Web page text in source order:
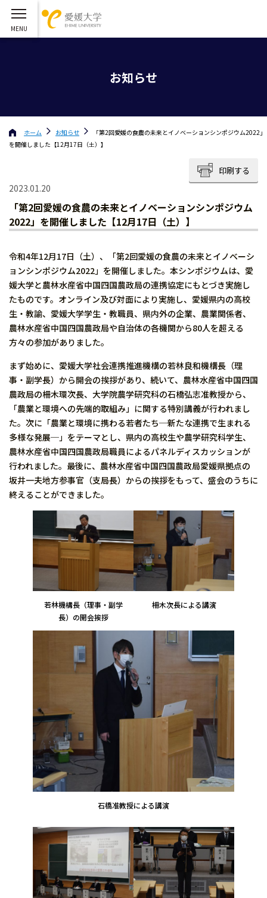
お知らせ
ホーム お知らせ
「第2回愛媛の食農の未来とイノベーションシンポジウム2022」
を開催しました【12月17日（土）】
印刷する
2023.01.20
「第2回愛媛の食農の未来とイノベーションシンポジウム
2022」を開催しました【12月17日（土）】
令和4年12月17日（土）、「第2回愛媛の食農の未来とイノベーシ
ョンシンポジウム2022」を開催しました。本シンポジウムは、愛
媛大学と農林水産省中国四国農政局の連携協定にもとづき実施し
たものです。オンライン及び対面により実施し、愛媛県内の高校
生・教諭、愛媛大学学生・教職員、県内外の企業、農業関係者、
農林水産省中国四国農政局や自治体の各機関から80人を超える
方々の参加がありました。
まず始めに、愛媛大学社会連携推進機構の若林良和機構長（理
事・副学長）から開会の挨拶があり、続いて、農林水産省中国四国
農政局の柵木環次長、大学院農学研究科の石橋弘志准教授から、
「農業と環境への先端的取組み」に関する特別講義が行われまし
た。次に「農業と環境に携わる若者たち─新たな連携で生まれる
多様な発展─」をテーマとし、県内の高校生や農学研究科学生、
農林水産省中国四国農政局職員によるパネルディスカッションが
行われました。最後に、農林水産省中国四国農政局愛媛県拠点の
坂井一夫地方参事官（支局長）からの挨拶をもって、盛会のうちに
終えることができました。
若林機構長（理事・副学
長）の開会挨拶
柵木次長による講演
石橋准教授による講演